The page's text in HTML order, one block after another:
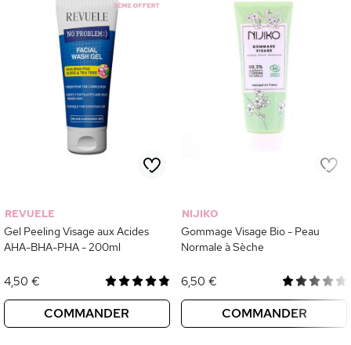
REVUELE
Gel Peeling Visage aux Acides
AHA-BHA-PHA - 200ml
4,50 €
COMMANDER
NIJIKO
Gommage Visage Bio - Peau
Normale à Sèche
6,50 €
COMMANDER